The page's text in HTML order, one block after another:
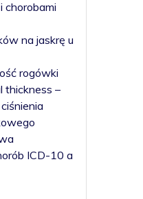
chorobami
na jaskrę u
rogówki
thickness –
ICD-10 a